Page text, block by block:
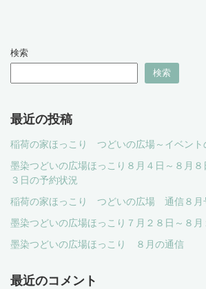
検索
検索
最近の投稿
稲荷の家ほっこり つどいの広場～イベント
墨染つどいの広場ほっこり８月４日～８月８
３日の予約状況
稲荷の家ほっこり つどいの広場 通信８月
墨染つどいの広場ほっこり７月２８日～８月
墨染つどいの広場ほっこり ８月の通信
最近のコメント